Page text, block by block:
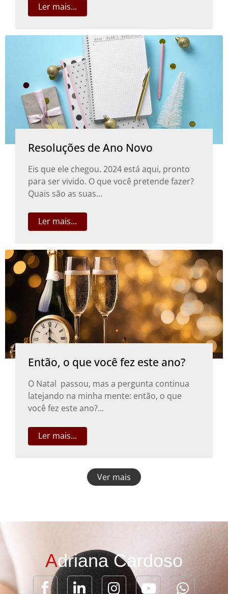
Ler mais...
Resoluções de Ano Novo
Eis que ele chegou. 2024 está aqui, pronto
para ser vivido. O que você pretende fazer?
Quais são as suas...
Ler mais...
Então, o que você fez este ano?
O Natal passou, mas a pergunta continua
latejando na minha mente: então, o que
você fez este ano?...
Ler mais...
Ver mais
Adriana Cardoso